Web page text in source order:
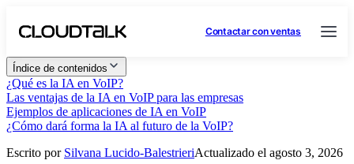
Contactar con ventas
Índice de contenidos
¿Qué es la IA en VoIP?
Las ventajas de la IA en VoIP para las empresas
Ejemplos de aplicaciones de IA en VoIP
¿Cómo dará forma la IA al futuro de la VoIP?
Escrito por Silvana Lucido-BalestrieriActualizado el agosto 3, 2026